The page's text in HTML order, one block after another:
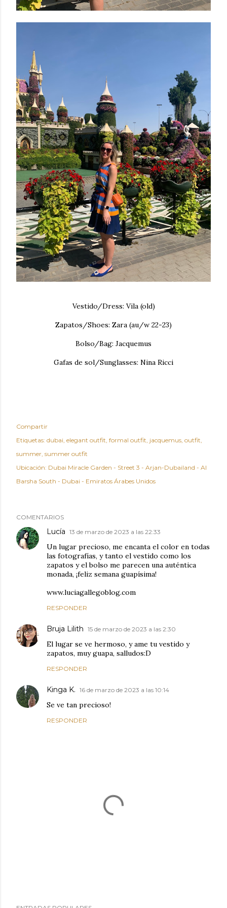
Vestido/Dress: Vila (old)
Zapatos/Shoes: Zara (au/w 22-23)
Bolso/Bag: Jacquemus
Gafas de sol/Sunglasses: Nina Ricci
Compartir
Etiquetas: dubai elegant outfit formal outfit jacquemus outfit
summer summer outfit
Ubicación: Dubai Miracle Garden - Street 3 - Arjan-Dubailand - Al
Barsha South - Dubai - Emiratos Árabes Unidos
COMENTARIOS
Lucía 13 de marzo de 2023 a las 22:33
Un lugar precioso, me encanta el color en todas
las fotografías, y tanto el vestido como los
zapatos y el bolso me parecen una auténtica
monada, ¡feliz semana guapísima!
www.luciagallegoblog.com
RESPONDER
Bruja Lilith 15 de marzo de 2023 a las 2:30
El lugar se ve hermoso, y ame tu vestido y
zapatos, muy guapa, salludos:D
RESPONDER
Kinga K. 16 de marzo de 2023 a las 10:14
Se ve tan precioso!
RESPONDER